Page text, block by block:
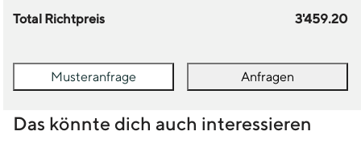
Total Richtpreis 3'459.20
Musteranfrage Anfragen
Das könnte dich auch interessieren